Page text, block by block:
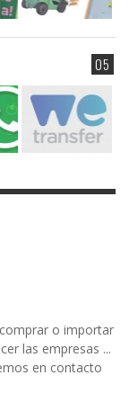
05
o importar
las empresas ...
en contacto